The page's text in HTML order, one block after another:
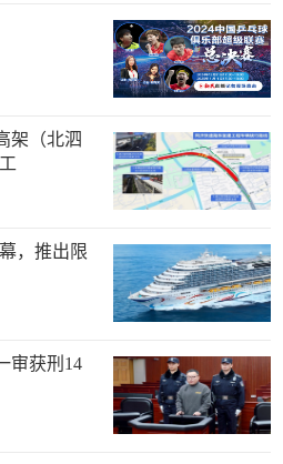
架（北泗
，推出限
审获刑14